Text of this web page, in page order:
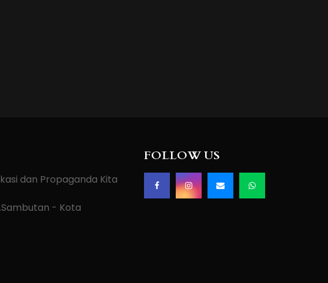
dan Propaganda Kita
- Kota
FOLLOW US